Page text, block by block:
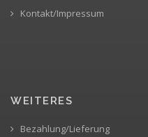
Kontakt/Impressum
WEITERES
Bezahlung/Lieferung